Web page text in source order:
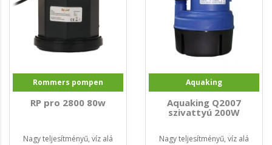
Rommers pompen
RP pro 2800 80w
Nagy teljesítményű, víz alá
Aquaking
Aquaking Q2007
szivattyú 200W
Nagy teljesítményű, víz alá